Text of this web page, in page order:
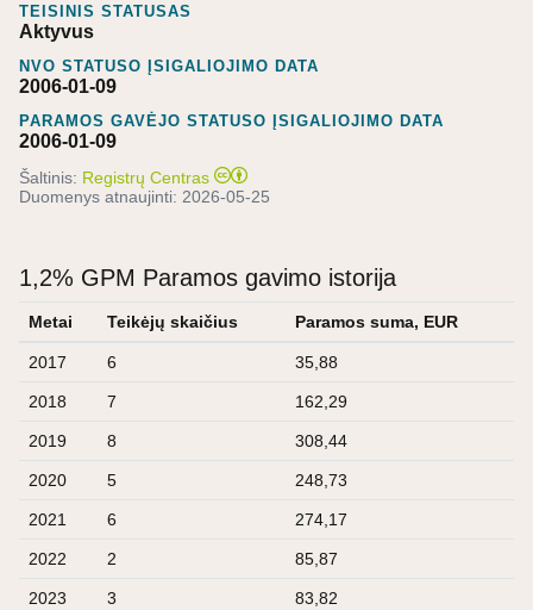
TEISINIS STATUSAS
Aktyvus
NVO STATUSO ĮSIGALIOJIMO DATA
2006-01-09
PARAMOS GAVĖJO STATUSO ĮSIGALIOJIMO DATA
2006-01-09
Šaltinis: Registrų Centras
Duomenys atnaujinti: 2026-05-25
1,2% GPM Paramos gavimo istorija
Metai Teikėjų skaičius Paramos suma, EUR
2017 6 35,88
2018 7 162,29
2019 8 308,44
2020 5 248,73
2021 6 274,17
2022 2 85,87
2023 3 83,82